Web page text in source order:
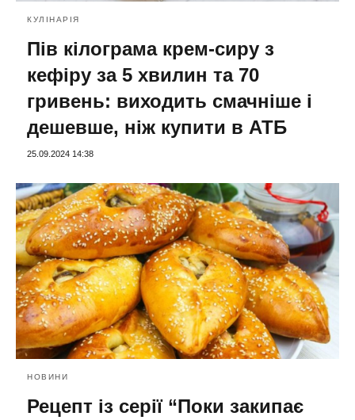
КУЛІНАРІЯ
Пів кілограма крем-сиру з
кефіру за 5 хвилин та 70
гривень: виходить смачніше і
дешевше, ніж купити в АТБ
25.09.2024 14:38
НОВИНИ
Рецепт із серії “Поки закипає